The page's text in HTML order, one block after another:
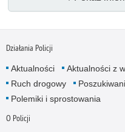
Działania Policji
Aktualności Aktualności z
Ruch drogowy
Poszukiwani
Polemiki i sprostowania
O Policji